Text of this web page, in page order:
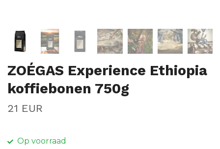
ZOÉGAS Experience Ethiopia
koffiebonen 750g
21 EUR
Op voorraad